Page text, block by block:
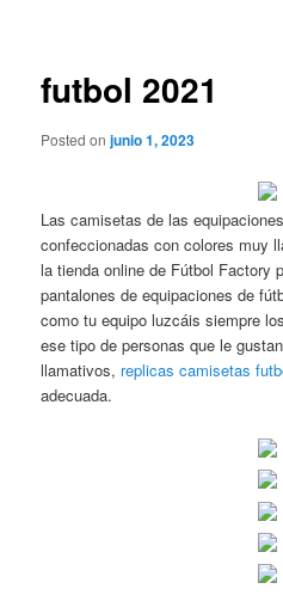
futbol 2021
Posted onjunio 1, 2023
Las camisetas de las
confeccionadas con colores muy
la tienda online de Fútbol Factory
pantalones de equipaciones de
como tu equipo luzcáis siempre
ese tipo de personas que le
llamativos, replicas camisetas
adecuada.